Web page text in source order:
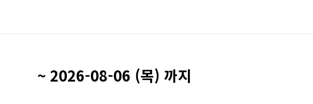
~ 2026-08-06 (목) 까지